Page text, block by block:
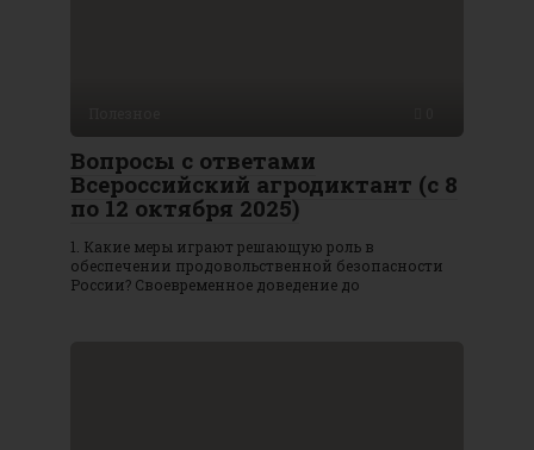
Вопросы с ответами
Всероссийский агродиктант (с 8
по 12 октября 2025)
1. Какие меры играют решающую роль в
обеспечении продовольственной безопасности
России? Своевременное доведение до